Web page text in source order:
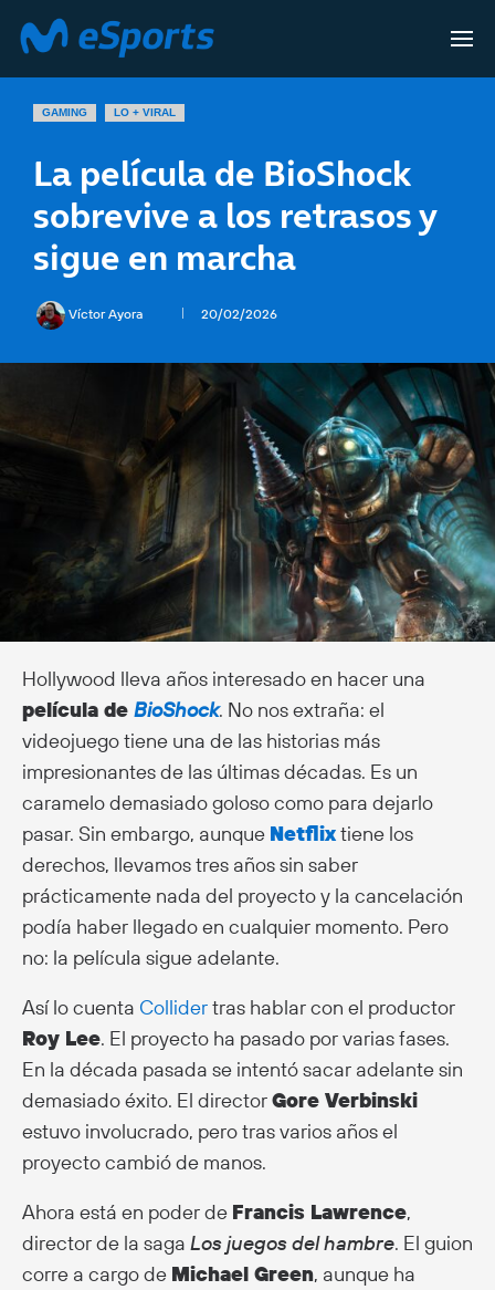
GAMING LO + VIRAL
La película de BioShock
sobrevive a los retrasos y
sigue en marcha
Víctor Ayora 20/02/2026
Hollywood lleva años interesado en hacer una
película de BioShock. No nos extraña: el
videojuego tiene una de las historias más
impresionantes de las últimas décadas. Es un
caramelo demasiado goloso como para dejarlo
pasar. Sin embargo, aunque Netflixtiene los
derechos, llevamos tres años sin saber
prácticamente nada del proyecto y la cancelación
podía haber llegado en cualquier momento. Pero
no: la película sigue adelante.
Así lo cuenta Collidertras hablar con el productor
Roy Lee. El proyecto ha pasado por varias fases.
En la década pasada se intentó sacar adelante sin
demasiado éxito. El directorGore Verbinski
estuvo involucrado, pero tras varios años el
proyecto cambió de manos.
Ahora está en poder de Francis Lawrence,
director de la saga Los juegos del hambre. El guion
corre a cargo de Michael Green, aunque ha